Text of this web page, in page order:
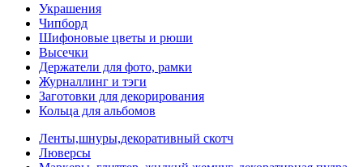
Украшения
Чипборд
Шифоновые цветы и рюши
Высечки
Держатели для фото, рамки
Журналлинг и тэги
Заготовки для декорирования
Кольца для альбомов
Ленты,шнуры,декоративный скотч
Люверсы